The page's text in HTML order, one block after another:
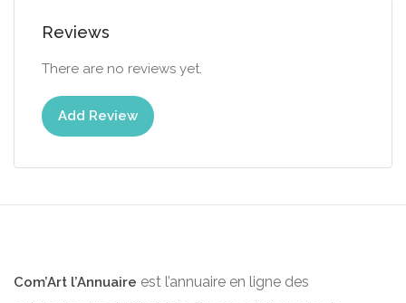
Reviews
There are no reviews yet.
Add Review
Com’Art l’Annuaire est l’annuaire en ligne des